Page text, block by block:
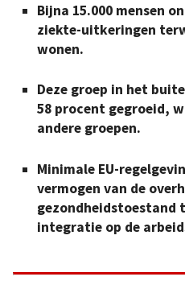
Bijna 15.000 mensen
ziekte-uitkeringen
wonen.
Deze groep in het
58 procent gegroeid,
andere groepen.
Minimale EU-
vermogen van de
gezondheidstoestand
integratie op de